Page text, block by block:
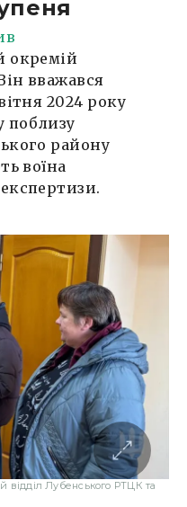
окремій
вважався
2024 року
поблизу
району
воїна
Лубенського РТЦК та